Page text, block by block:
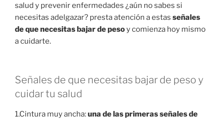
salud y prevenir enfermedades ¿aún no sabes si
necesitas adelgazar? presta atención a estas señales
de que necesitas bajar de pesoy comienza hoy mismo
a cuidarte.
Señales de que necesitas bajar de peso y
cuidar tu salud
1.Cintura muy ancha:una de las primeras señales de